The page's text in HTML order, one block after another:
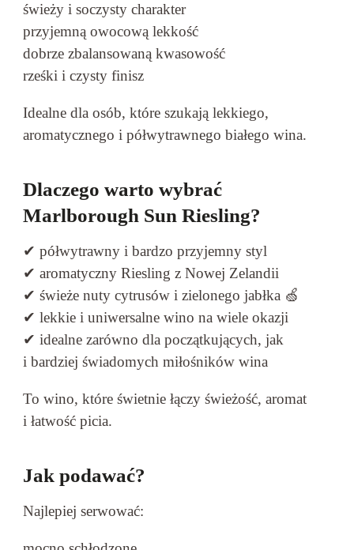
świeży i soczysty charakter
przyjemną owocową lekkość
dobrze zbalansowaną kwasowość
rześki i czysty finisz
Idealne dla osób, które szukają lekkiego,
aromatycznego i półwytrawnego białego wina.
Dlaczego warto wybrać
Marlborough Sun Riesling?
✔ półwytrawny i bardzo przyjemny styl
✔ aromatyczny Riesling z Nowej Zelandii
✔ świeże nuty cytrusów i zielonego jabłka 🍏
✔ lekkie i uniwersalne wino na wiele okazji
✔ idealne zarówno dla początkujących, jak
i bardziej świadomych miłośników wina
To wino, które świetnie łączy świeżość, aromat
i łatwość picia.
Jak podawać?
Najlepiej serwować: